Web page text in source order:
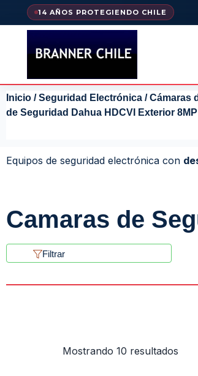
14 AÑOS PROTEGIENDO CHILE
Inicio /Seguridad Electrónica /Cámaras
de Seguridad Dahua HDCVI Exterior 8MP
Equipos de seguridad electrónica con
Camaras de
Filtrar
Mostrando 10 resultados